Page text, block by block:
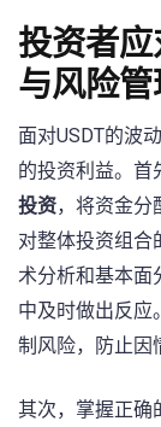
投资者
与风险管
面对USDT的波
的投资利益。首
投资，将资金分
对整体投资组合
术分析和基本面
中及时做出反应
制风险，防止因
其次，掌握正确